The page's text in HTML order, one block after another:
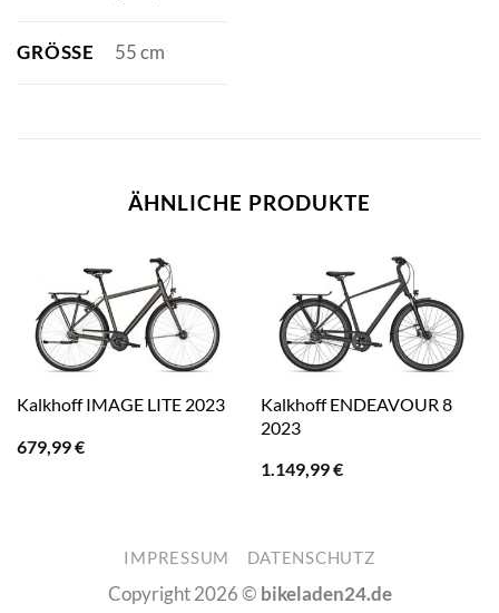
GRÖSSE 55 cm
ÄHNLICHE PRODUKTE
Kalkhoff IMAGE LITE 2023
679,99€
Kalkhoff ENDEAVOUR 8
2023
1.149,99€
IMPRESSUM DATENSCHUTZ
Copyright 2026 © bikeladen24.de